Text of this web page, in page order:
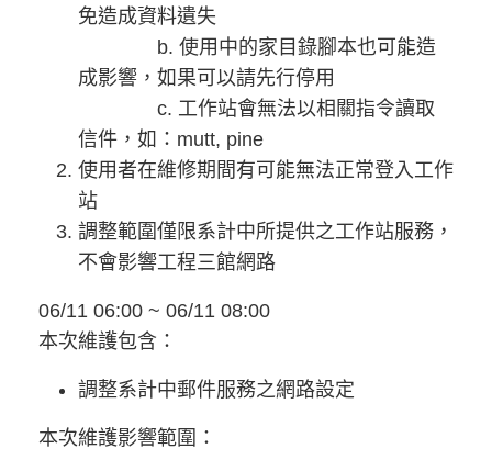
免造成資料遺失
b. 使用中的家目錄腳本也可能造
成影響，如果可以請先行停用
c. 工作站會無法以相關指令讀取
信件，如：mutt, pine
使用者在維修期間有可能無法正常登入工作
站
調整範圍僅限系計中所提供之工作站服務，
不會影響工程三館網路
06/11 06:00 ~ 06/11 08:00
本次維護包含：
調整系計中郵件服務之網路設定
本次維護影響範圍：